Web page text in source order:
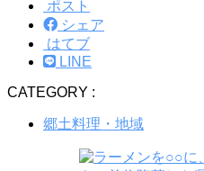
ポスト
シェア
はてブ
LINE
CATEGORY :
郷土料理・地域